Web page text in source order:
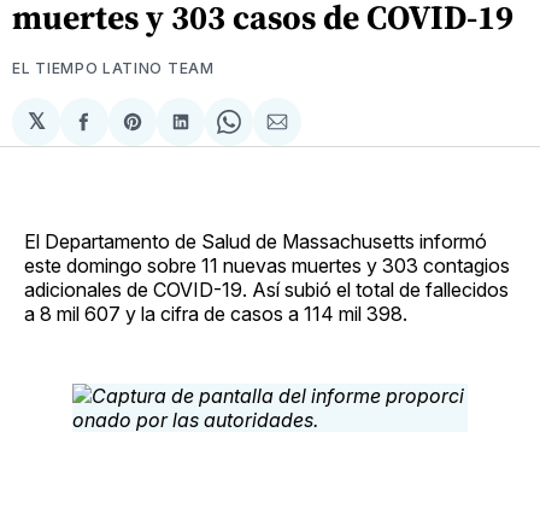
muertes y 303 casos de COVID-19
EL TIEMPO LATINO TEAM
𝕏
Compartir
en
Share
on
Compartir
en
Share
on
Compartir
via
El Departamento de Salud de Massachusetts informó
este domingo sobre 11 nuevas muertes y 303 contagios
adicionales de COVID-19. Así subió el total de fallecidos
a 8 mil 607 y la cifra de casos a 114 mil 398.